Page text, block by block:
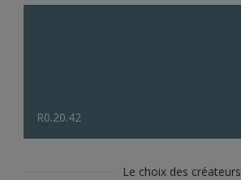
R0.20.42
Le choix des créateurs